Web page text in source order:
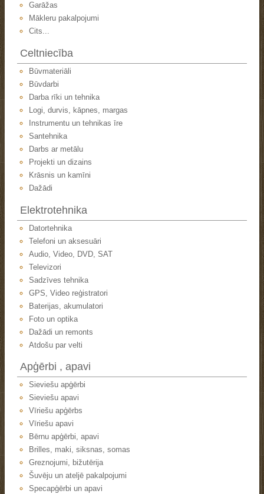
Garāžas
Mākleru pakalpojumi
Cits...
Celtniecība
Būvmateriāli
Būvdarbi
Darba rīki un tehnika
Logi, durvis, kāpnes, margas
Instrumentu un tehnikas īre
Santehnika
Darbs ar metālu
Projekti un dizains
Krāsnis un kamīni
Dažādi
Elektrotehnika
Datortehnika
Telefoni un aksesuāri
Audio, Video, DVD, SAT
Televizori
Sadzīves tehnika
GPS, Video reģistratori
Baterijas, akumulatori
Foto un optika
Dažādi un remonts
Atdošu par velti
Apģērbi , apavi
Sieviešu apģērbi
Sieviešu apavi
Vīriešu apģērbs
Vīriešu apavi
Bērnu apģērbi, apavi
Brilles, maki, siksnas, somas
Greznojumi, bižutērija
Šuvēju un ateljē pakalpojumi
Specapģērbi un apavi